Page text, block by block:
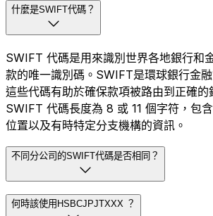
什麼是SWIFT代碼？
SWIFT 代碼是用來識別世界各地銀行和
款的唯一識別碼。SWIFT是環球銀行金
這些代碼有助於確保款項被路由到正確的
SWIFT 代碼長度為 8 或 11 個字符，包
位置以及有時特定分支機構的資訊。
不同分公司的SWIFT代碼是否相同？
何時該使用HSBCJPJTXXX ？